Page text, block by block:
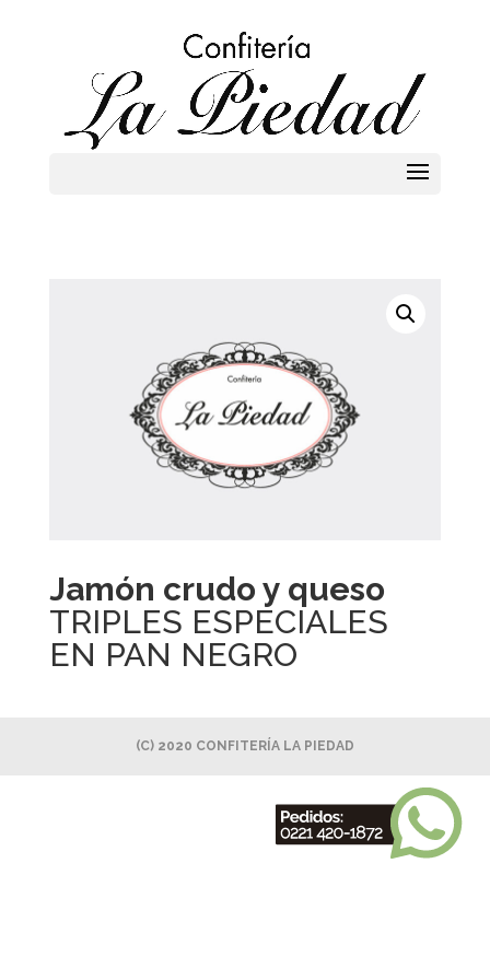
Jamón crudo y queso
TRIPLES ESPECIALES
EN PAN NEGRO
(C) 2020 CONFITERÍA LA PIEDAD